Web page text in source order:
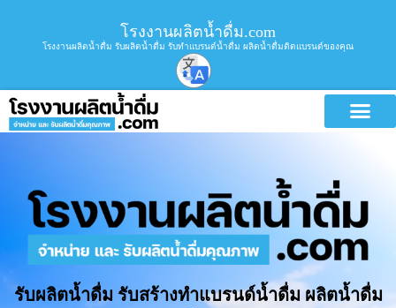
โรงงานผลิตน้ำดื่ม.com
โรงงานผลิตน้ำดื่ม รับผลิตน้ำดื่ม รับทำแบรนด์น้ำดื่ม ผลิตน้ำดื่มติดแบรนด์ของคุณ
รับผลิตน้ำดื่ม รับสร้างทำแบรนด์น้ำดื่ม ผลิตน้ำดื่ม